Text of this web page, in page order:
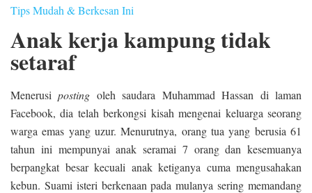
Tips Mudah & Berkesan Ini
Anak kerja kampung tidak
setaraf
Menerusiposting oleh saudara Muhammad Hassan di laman
Facebook, dia telah berkongsi kisah mengenai keluarga seorang
warga emas yang uzur. Menurutnya, orang tua yang berusia 61
tahun ini mempunyai anak seramai 7 orang dan kesemuanya
berpangkat besar kecuali anak ketiganya cuma mengusahakan
kebun. Suami isteri berkenaan pada mulanya sering memandang